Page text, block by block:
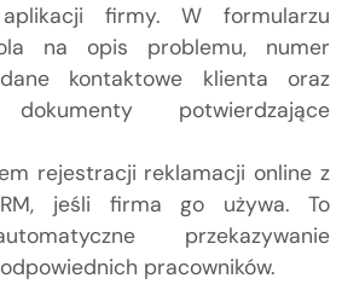
firmy. W formularzu
na opis problemu, numer
kontaktowe klienta oraz
dokumenty potwierdzające
rejestracji reklamacji online z
jeśli firma go używa. To
przekazywanie
pracowników.